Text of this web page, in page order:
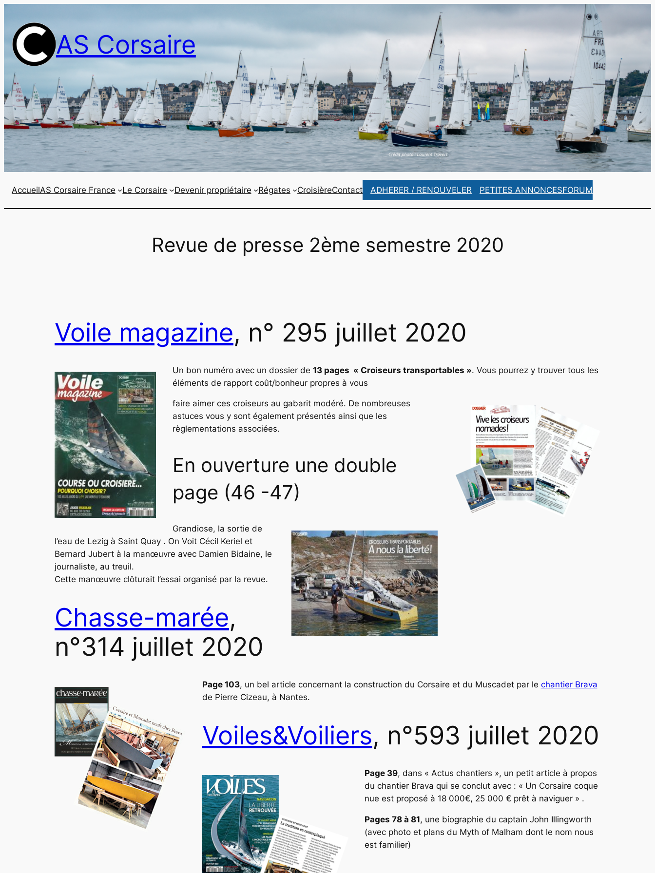
contenu
AS Corsaire
AccueilAS Corsaire France Le Corsaire Devenir propriétaire Régates CroisièreContact ADHERER / RENOUVELER PETITES ANNONCESFORUM
Revue de presse 2ème semestre 2020
Voile magazine, n° 295 juillet 2020
Un bon numéro avec un dossier de 13 pages « Croiseurs transportables ». Vous pourrez y trouver tous les
éléments de rapport coût/bonheur propres à vous
faire aimer ces croiseurs au gabarit modéré. De nombreuses
astuces vous y sont également présentés ainsi que les
règlementations associées.
En ouverture une double
page (46 -47)
Grandiose, la sortie de
l’eau de Lezig à Saint Quay . On Voit Cécil Keriel et
Bernard Jubert à la manœuvre avec Damien Bidaine, le
journaliste, au treuil.
Cette manœuvre clôturait l’essai organisé par la revue.
Chasse-marée,
n°314 juillet 2020
Page 103, un bel article concernant la construction du Corsaire et du Muscadet par le chantier Brava
de Pierre Cizeau, à Nantes.
Voiles&Voiliers, n°593 juillet 2020
Page 39, dans « Actus chantiers », un petit article à propos
du chantier Brava qui se conclut avec : « Un Corsaire coque
nue est proposé à 18 000€, 25 000 € prêt à naviguer » .
Pages 78 à 81, une biographie ducaptain John Illingworth
(avec photo et plans du Myth of Malham dont le nom nous
est familier)